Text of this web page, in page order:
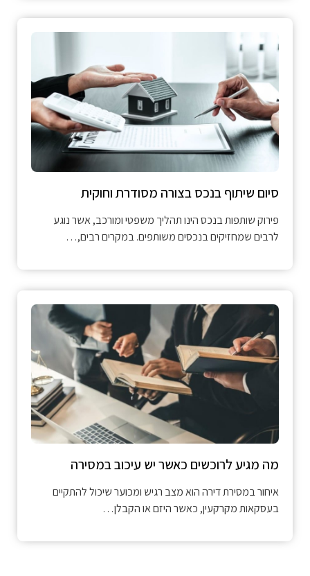
סיום שיתוף בנכס בצורה מסודרת וחוקית
פירוק שותפות בנכס הינו תהליך משפטי ומורכב, אשר נוגע
לרבים שמחזיקים בנכסים משותפים. במקרים רבים,…
מה מגיע לרוכשים כאשר יש עיכוב במסירה
איחור במסירת דירה הוא מצב רגיש ומכוער שיכול להתקיים
בעסקאות מקרקעין, כאשר היזם או הקבלן…